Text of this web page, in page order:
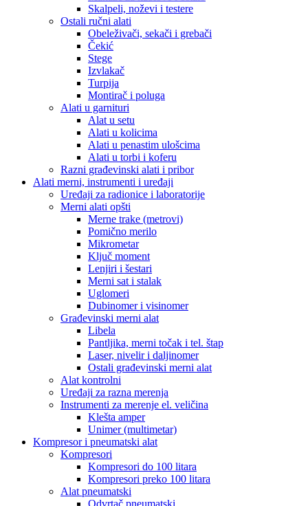
Skalpeli, noževi i testere
Ostali ručni alati
Obeleživači, sekači i grebači
Čekić
Stege
Izvlakač
Turpija
Montirač i poluga
Alati u garnituri
Alat u setu
Alati u kolicima
Alati u penastim ulošcima
Alati u torbi i koferu
Razni građevinski alati i pribor
Alati merni, instrumenti i uređaji
Uređaji za radionice i laboratorije
Merni alati opšti
Merne trake (metrovi)
Pomično merilo
Mikrometar
Ključ moment
Lenjiri i šestari
Merni sat i stalak
Uglomeri
Dubinomer i visinomer
Građevinski merni alat
Libela
Pantljika, merni točak i tel. štap
Laser, nivelir i daljinomer
Ostali građevinski merni alat
Alat kontrolni
Uređaji za razna merenja
Instrumenti za merenje el. veličina
Klešta amper
Unimer (multimetar)
Kompresor i pneumatski alat
Kompresori
Kompresori do 100 litara
Kompresori preko 100 litara
Alat pneumatski
Odvrtač pneumatski